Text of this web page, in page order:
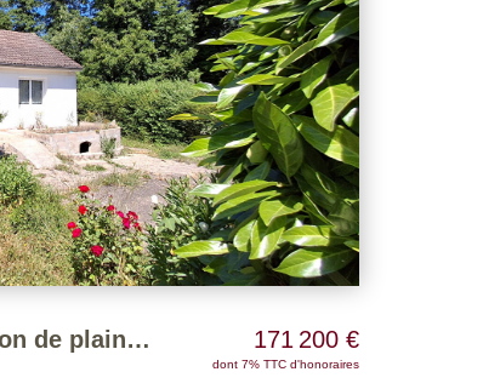
Proche MAINTENON - Maison de plain-pied de 4 pièces 171 200 €
dont 7% TTC d'honoraires